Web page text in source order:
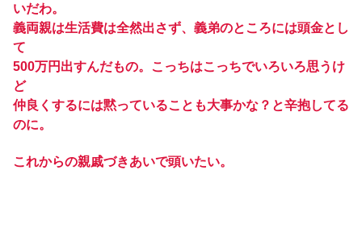
いだわ。
義両親は生活費は全然出さず、義弟のところには頭金とし
て
500万円出すんだもの。こっちはこっちでいろいろ思うけ
ど
仲良くするには黙っていることも大事かな？と辛抱してる
のに。
これからの親戚づきあいで頭いたい。